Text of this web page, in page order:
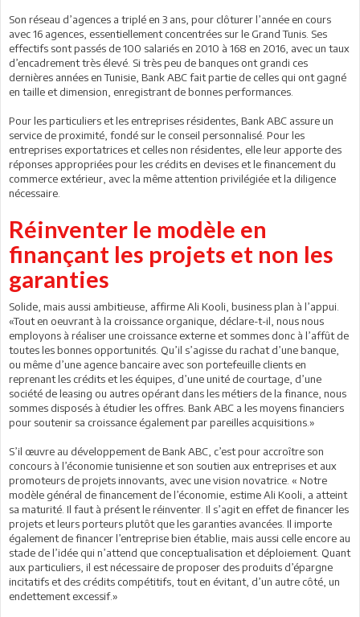
Son réseau d’agences a triplé en 3 ans, pour clôturer l’année en cours
avec 16 agences, essentiellement concentrées sur le Grand Tunis. Ses
effectifs sont passés de 100 salariés en 2010 à 168 en 2016, avec un taux
d’encadrement très élevé. Si très peu de banques ont grandi ces
dernières années en Tunisie, Bank ABC fait partie de celles qui ont gagné
en taille et dimension, enregistrant de bonnes performances.
Pour les particuliers et les entreprises résidentes, Bank ABC assure un
service de proximité, fondé sur le conseil personnalisé. Pour les
entreprises exportatrices et celles non résidentes, elle leur apporte des
réponses appropriées pour les crédits en devises et le financement du
commerce extérieur, avec la même attention privilégiée et la diligence
nécessaire.
Réinventer le modèle en
finançant les projets et non les
garanties
Solide, mais aussi ambitieuse, affirme Ali Kooli, business plan à l’appui.
«Tout en oeuvrant à la croissance organique, déclare-t-il, nous nous
employons à réaliser une croissance externe et sommes donc à l’affût de
toutes les bonnes opportunités. Qu’il s’agisse du rachat d’une banque,
ou même d’une agence bancaire avec son portefeuille clients en
reprenant les crédits et les équipes, d’une unité de courtage, d’une
société de leasing ou autres opérant dans les métiers de la finance, nous
sommes disposés à étudier les offres. Bank ABC a les moyens financiers
pour soutenir sa croissance également par pareilles acquisitions.»
S’il œuvre au développement de Bank ABC, c’est pour accroître son
concours à l’économie tunisienne et son soutien aux entreprises et aux
promoteurs de projets innovants, avec une vision novatrice. « Notre
modèle général de financement de l’économie, estime Ali Kooli, a atteint
sa maturité. Il faut à présent le réinventer. Il s’agit en effet de financer les
projets et leurs porteurs plutôt que les garanties avancées. Il importe
également de financer l’entreprise bien établie, mais aussi celle encore au
stade de l’idée qui n’attend que conceptualisation et déploiement. Quant
aux particuliers, il est nécessaire de proposer des produits d’épargne
incitatifs et des crédits compétitifs, tout en évitant, d’un autre côté, un
endettement excessif.»